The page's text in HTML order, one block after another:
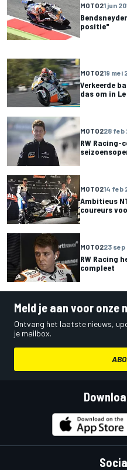
MOTO21 jun
positie"
MOTO219 mei
Verkeerde
das om in
MOTO228 feb
RW Racing-
MOTO214 feb
Ambitieus
coureurs
MOTO223 sep
RW Racing
compleet
Meld je aan voor onze
Ontvang het laatste nieuws,
je mailbox.